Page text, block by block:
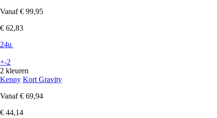
Vanaf € 99,95
€ 62,83
24u
+-2
2 kleuren
Kenny Kort Gravity
Vanaf € 69,94
€ 44,14